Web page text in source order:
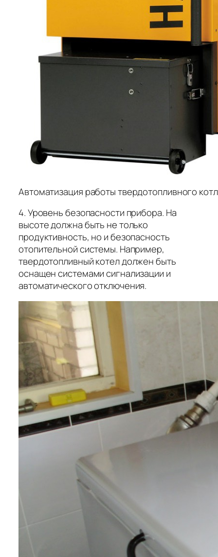
Автоматизация работы твердотопливного
4. Уровень безопасности прибора. На
высоте должна быть не только
продуктивность, но и безопасность
отопительной системы. Например,
твердотопливный котел должен быть
оснащен системами сигнализации и
автоматического отключения.